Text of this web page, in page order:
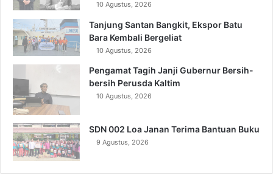
10 Agustus, 2026
Tanjung Santan Bangkit, Ekspor Batu
Bara Kembali Bergeliat
10 Agustus, 2026
Pengamat Tagih Janji Gubernur Bersih-
bersih Perusda Kaltim
10 Agustus, 2026
SDN 002 Loa Janan Terima Bantuan Buku
9 Agustus, 2026